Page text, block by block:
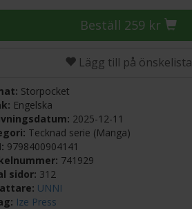
Beställ 259 kr
Lägg till på önskelista
Storpocket
Engelska
2025-12-11
Tecknad serie (Manga)
9798400904141
741929
sidor: 312
UNNI
Ize Press